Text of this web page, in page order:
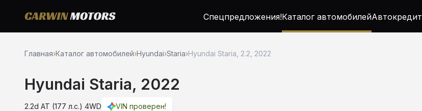
Спецпредложения!Каталог автомобилейАвтокредит
Главная›Каталог автомобилей›Hyundai›Staria›Hyundai Staria, 2.2, 2022
Hyundai Staria, 2022
2.2d AT (177 л.с.) 4WD VIN проверен!